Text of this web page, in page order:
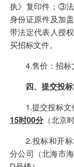
执》复印件；③
身份证原件及加
带法定代表人授
买招标文件。
4.售价：招标
四、提交投
1.提交投标文
15时00分（北京时
2.投标和开
分公司（北海市